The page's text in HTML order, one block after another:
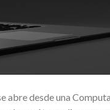
abre desde una